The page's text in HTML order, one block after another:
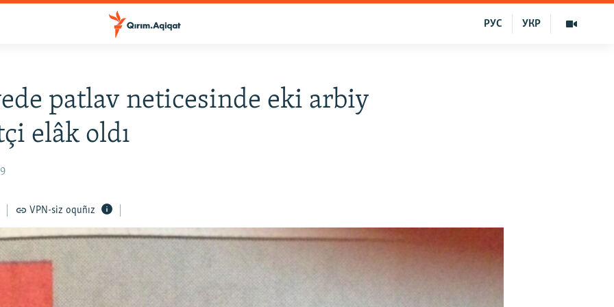
УКР
РУС
patlav neticesinde eki arbiy
elâk oldı
VPN-siz oquñız